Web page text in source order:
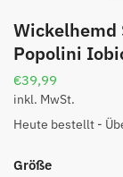
Wickelhemd
Popolini
€39,99
inkl. MwSt.
Heute bestellt -
Größe